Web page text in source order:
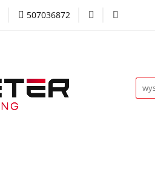
507036872
Wiszące Sufitowe